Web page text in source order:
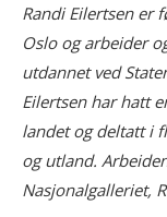
Randi Eilertsen er
Oslo og arbeider
utdannet ved
Eilertsen har hatt
landet og deltatt i
og utland.
Nasjonalgalleriet,